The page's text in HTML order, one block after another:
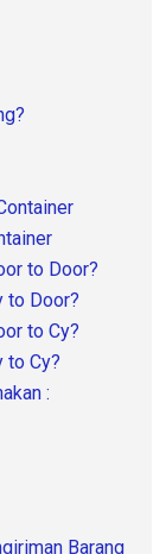
to Door?
to Door?
to Cy?
to Cy?
:
Barang